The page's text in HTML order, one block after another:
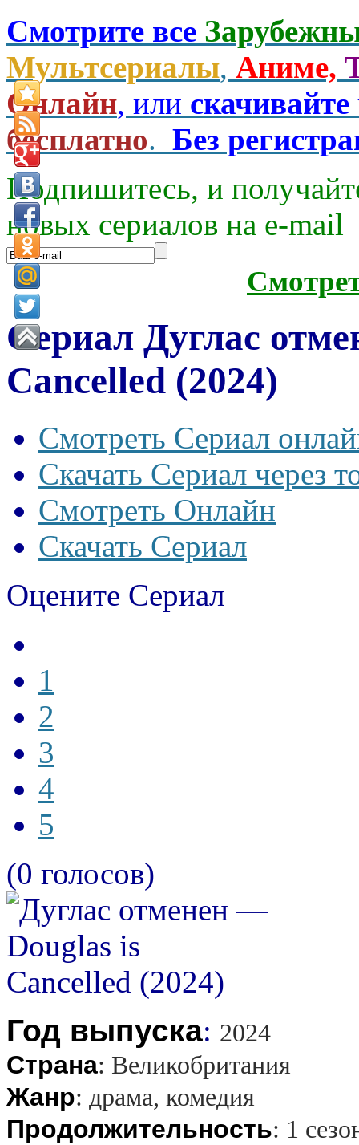
Смотрите все
Мультсериалы, Аниме,
Онлайн, или скачивайте
бесплатно. Без
Подпишитесь, и
новых сериалов на e-mаil
Сериал Дуглас
Cancelled (2024)
Смотреть Сериал
Скачать Сериал через
Смотреть Онлайн
Скачать Сериал
Оцените Сериал
1
2
3
4
5
(0 голосов)
Год выпуска: 2024
Страна: Великобритания
Жанр: драма, комедия
Продолжительность: 1